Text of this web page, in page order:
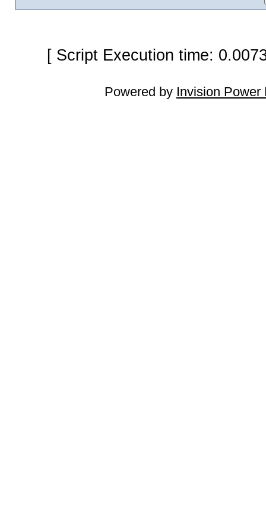
[ Script Execution time:
Powered by Invision Power